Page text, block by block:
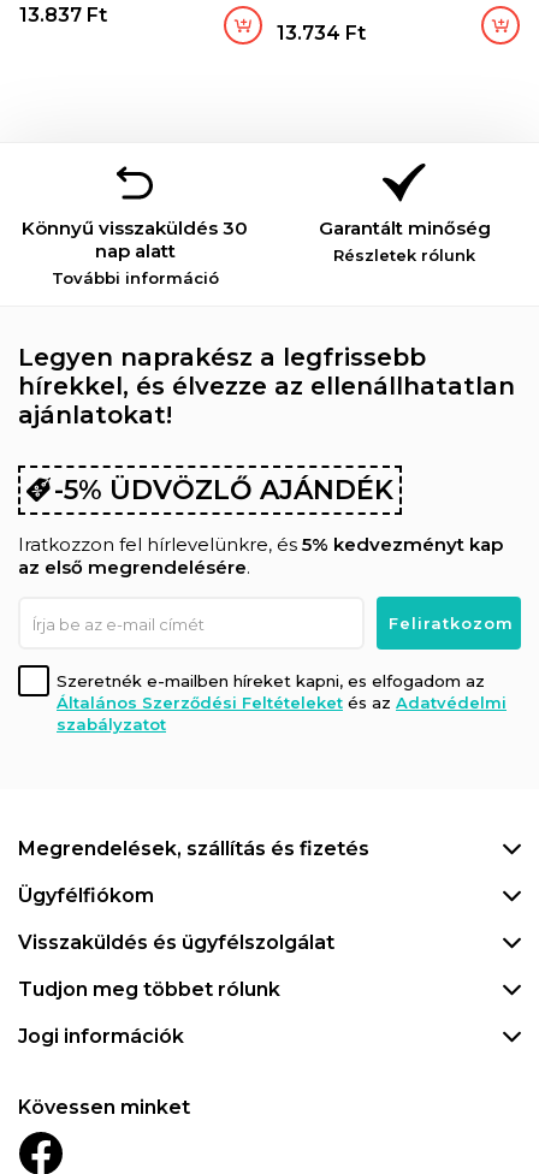
13.837 Ft
13.734 Ft
Könnyű visszaküldés 30
nap alatt
További információ
Garantált minőség
Részletek rólunk
Legyen naprakész a legfrissebb
hírekkel, és élvezze az ellenállhatatlan
ajánlatokat!
-5% ÜDVÖZLŐ AJÁNDÉK
Iratkozzon fel hírlevelünkre, és 5% kedvezményt kap
az első megrendelésére.
Szeretnék e-mailben híreket kapni, es elfogadom az
Általános Szerződési Feltételeket és az Adatvédelmi
szabályzatot
Megrendelések, szállítás és fizetés
Ügyfélfiókom
Visszaküldés és ügyfélszolgálat
Tudjon meg többet rólunk
Jogi információk
Kövessen minket